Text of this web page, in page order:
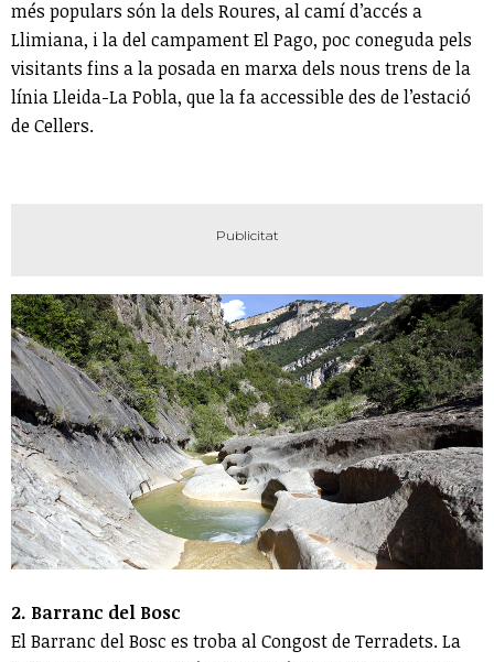
més populars són la dels Roures, al camí d’accés a
Llimiana, i la del campament El Pago, poc coneguda pels
visitants fins a la posada en marxa dels nous trens de la
línia Lleida-La Pobla, que la fa accessible des de l’estació
de Cellers.
2. Barranc del Bosc
El Barranc del Bosc es troba al Congost de Terradets. La